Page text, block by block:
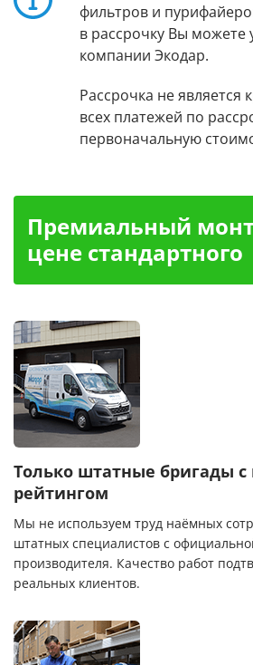
фильтров и
в рассрочку Вы можете
компании Экодар.
Рассрочка не является
всех платежей по
первоначальную
Премиальный
цене стандартного
Только штатные бригады
рейтингом
Мы не используем труд наёмных
штатных специалистов с
производителя. Качество работ
реальных клиентов.